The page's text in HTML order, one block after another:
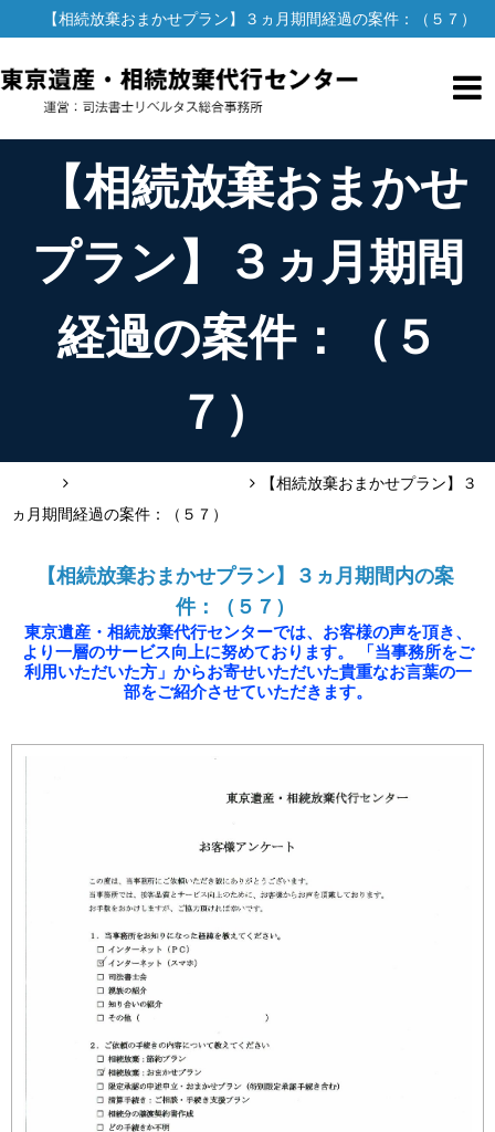
【相続放棄おまかせプラン】３ヵ月期間経過の案件：（５７）
【相続放棄おまかせ
プラン】３ヵ月期間
経過の案件：（５
７）
【相続放棄おまかせプラン】３
ヵ月期間経過の案件：（５７）
【相続放棄おまかせプラン】３ヵ月期間内の案
件：（５７）
東京遺産・相続放棄代行センターでは、お客様の声を頂き、
より一層のサービス向上に努めております。 「当事務所をご
利用いただいた方」からお寄せいただいた貴重なお言葉の一
部をご紹介させていただきます。